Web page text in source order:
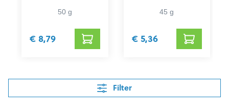
50 g
€ 8,79
45 g
€ 5,36
Filter